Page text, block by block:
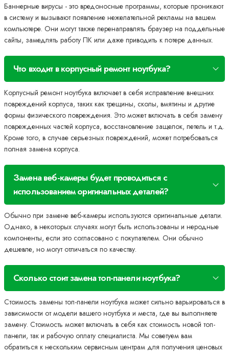
Баннерные вирусы - это вредоносные программы, которые проникают
в систему и вызывают появление нежелательной рекламы на вашем
компьютере. Они могут также перенаправлять браузер на поддельные
сайты, замедлять работу ПК или даже приводить к потере данных.
Что входит в корпусный ремонт ноутбука?
Корпусный ремонт ноутбука включает в себя исправление внешних
повреждений корпуса, таких как трещины, сколы, вмятины и другие
формы физического повреждения. Это может включать в себя замену
поврежденных частей корпуса, восстановление защелок, петель и т.д.
Кроме того, в случае серьезных повреждений, может потребоваться
полная замена корпуса.
Замена веб-камеры будет проводиться с
использованием оригинальных деталей?
Обычно при замене веб-камеры используются оригинальные детали.
Однако, в некоторых случаях могут быть использованы и неродные
компоненты, если это согласовано с покупателем. Они обычно
дешевле, но могут отличаться по качеству.
Сколько стоит замена топ-панели ноутбука?
Стоимость замены топ-панели ноутбука может сильно варьироваться в
зависимости от модели вашего ноутбука и места, где вы выполняете
замену. Стоимость может включать в себя как стоимость новой топ-
панели, так и рабочую оплату специалиста. Мы советуем вам
обратиться к нескольким сервисным центрам для получения ценовых